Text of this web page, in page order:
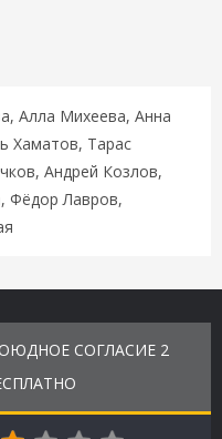
Алла Михеева, Анна
Хаматов, Тарас
Андрей Козлов,
Фёдор Лавров,
СОГЛАСИЕ 2